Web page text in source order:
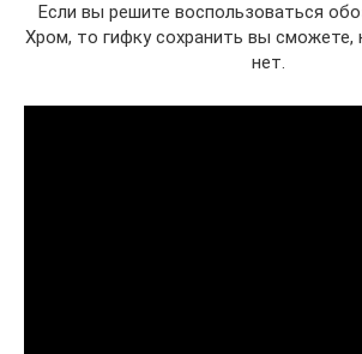
Если вы решите воспользоваться
Хром, то гифку сохранить вы сможете,
нет.